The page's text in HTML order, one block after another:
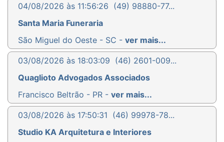
04/08/2026 às 11:56:26 (49) 98880-77...
Santa Maria Funeraria
São Miguel do Oeste - SC - ver mais...
03/08/2026 às 18:03:09 (46) 2601-009...
Quaglioto Advogados Associados
Francisco Beltrão - PR - ver mais...
03/08/2026 às 17:50:31 (46) 99978-78...
Studio KA Arquitetura e Interiores